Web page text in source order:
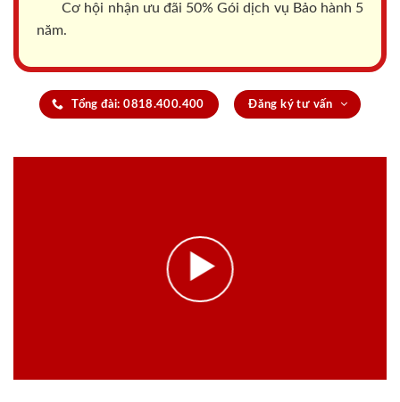
Cơ hội nhận ưu đãi 50% Gói dịch vụ Bảo hành 5
năm.
Tổng đài: 0818.400.400 Đăng ký tư vấn